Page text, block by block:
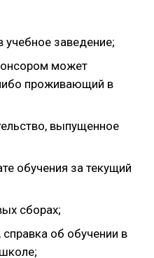
учебное заведение;
может
проживающий в
выпущенное
обучения за текущий
сборах;
об обучении в